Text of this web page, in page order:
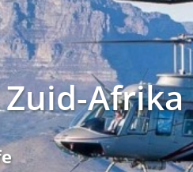
Afrika